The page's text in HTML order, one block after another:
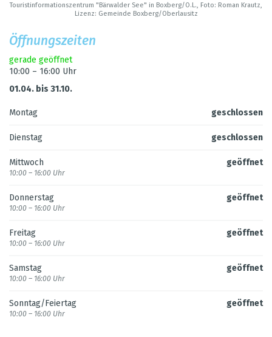
Tou­rist­in­for­ma­ti­ons­zen­trum "Bär­wal­der See" in Box­berg/O.L., Foto: Roman Krautz,
Lizenz: Gemeinde Box­berg/Ober­lau­sitz
Öff­nungs­zei­ten
gerade geöff­net
10:00 – 16:00 Uhr
01.04. bis 31.10.
geschlos­sen
Mon­tag
geschlos­sen
Diens­tag
geöff­net
Mitt­woch
10:00 – 16:00 Uhr
geöff­net
Don­ners­tag
10:00 – 16:00 Uhr
geöff­net
Frei­tag
10:00 – 16:00 Uhr
geöff­net
Sams­tag
10:00 – 16:00 Uhr
geöff­net
Sonn­tag/Fei­er­tag
10:00 – 16:00 Uhr